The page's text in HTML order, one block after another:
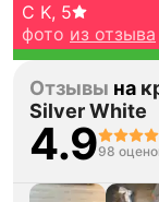
C K, 5
фото из отзыва
Отзывы на
Silver White
4.998